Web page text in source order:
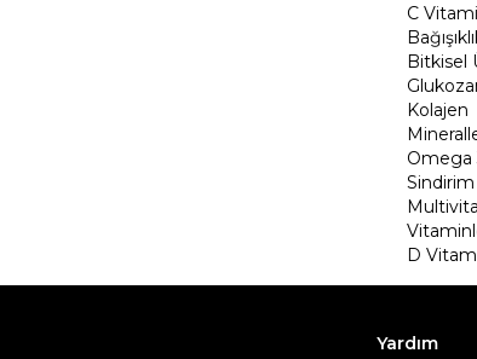
C
Bitkisel
Kolajen
Omega
D
Yardım